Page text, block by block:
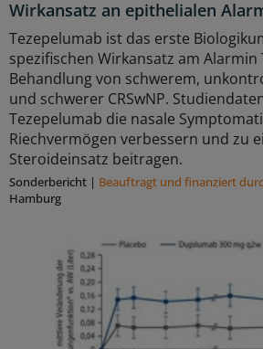
Wirkansatz an epithelialen
Tezepelumab ist das erste
spezifischen Wirkansatz am Alarmin
Behandlung von schwerem,
und schwerer CRSwNP.
Tezepelumab die nasale
Riechvermögen verbessern und zu
Steroideinsatz beitragen.
Sonderbericht | Beauftragt und ﬁnanziert
Hamburg